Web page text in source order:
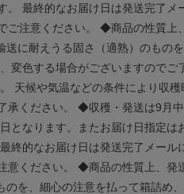
最終的なお届け日は発送完了
注意ください。 ◆商品の性質上
に耐えうる固さ（適熟）のもの
変色する場合がございますので
天候や気温などの条件により収
ください。 ◆収穫・発送は9月
となります。またお届け日指定
的なお届け日は発送完了メール
ください。 ◆商品の性質上、発
を、細心の注意を払って箱詰め